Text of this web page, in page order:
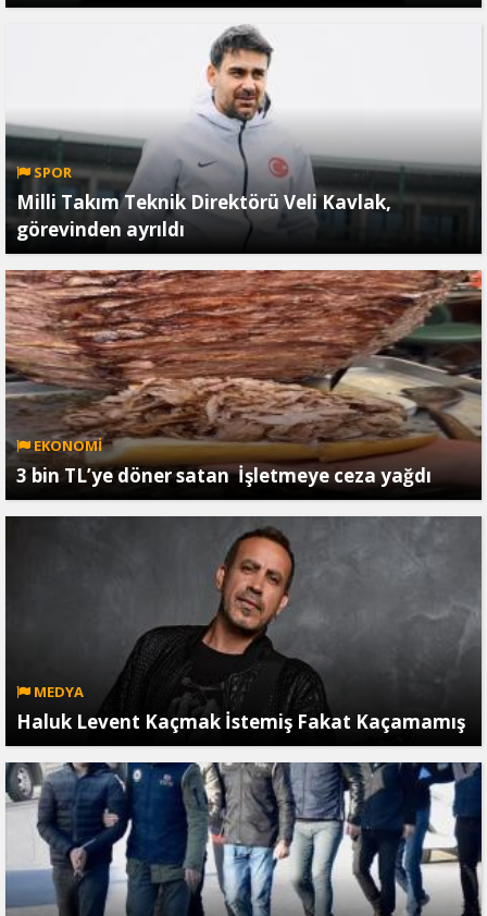
SPOR
Milli Takım Teknik Direktörü Veli Kavlak,
görevinden ayrıldı
EKONOMİ
3 bin TL’ye döner satan İşletmeye ceza yağdı
MEDYA
Haluk Levent Kaçmak İstemiş Fakat Kaçamamış